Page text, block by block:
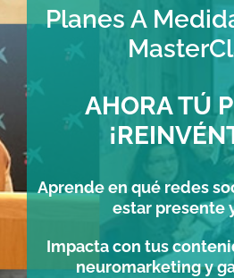
Planes A
AHORA TÚ
Aprende en qué redes
estar presente
Impacta con tus
neuromarketing y